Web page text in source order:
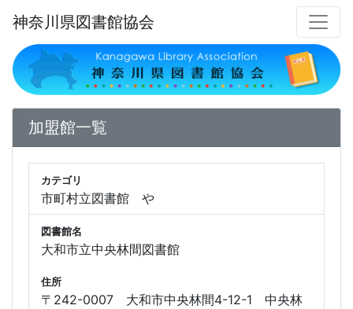
神奈川県図書館協会
加盟館一覧
カテゴリ
市町村立図書館 や
図書館名
大和市立中央林間図書館
住所
〒242-0007 大和市中央林間4-12-1 中央林